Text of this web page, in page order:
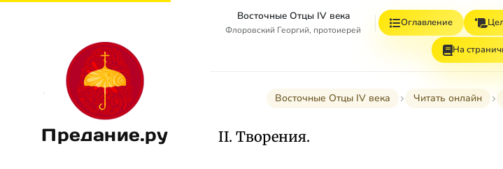
Предание.ру
Восточные Отцы IV века
Флоровский Георгий, протоиерей
Оглавление
На
Восточные Отцы IV века Читать онлайн
II. Творения.